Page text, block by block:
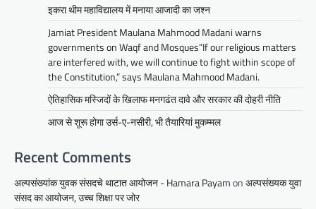
इकरा थीम महाविद्यालय में मनाया आजादी का जश्न
Jamiat President Maulana Mahmood Madani warns
governments on Waqf and Mosques”If our religious matters
are interfered with, we will continue to fight within scope of
the Constitution,” says Maulana Mahmood Madani.
ऐतिहासिक मस्जिदों के खिलाफ मनगढंत दावे और सरकार की दोहरी नीति
आज से शूरू होगा उर्स-ए-नसीरी, भी तैयारियां मुकम्मल
Recent Comments
अल्पसंख्यांक युवक संसदचे थाटात आयोजन - Hamara Payamonअल्पसंख्यक युवा
संसद का आयोजन, उच्च शिक्षा पर जोर